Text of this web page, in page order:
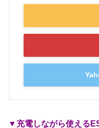
▼充電しながら使える